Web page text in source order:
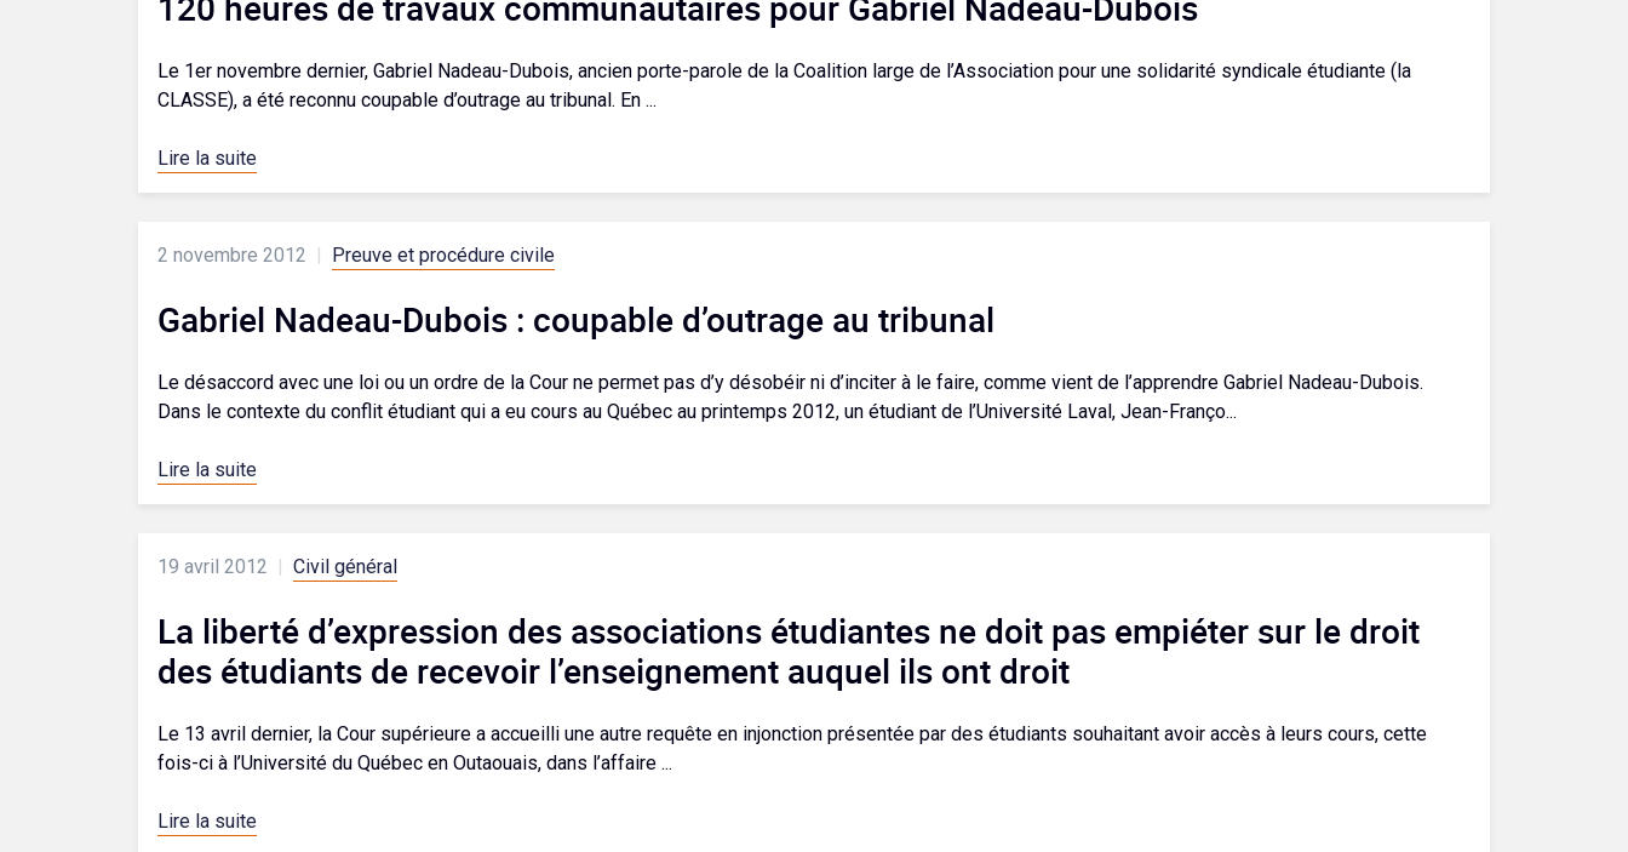
Le 1er novembre dernier, Gabriel Nadeau-Dubois, ancien porte-parole de la Coalition large de l’Association pour une solidarité syndicale étudiante (la
CLASSE), a été reconnu coupable d’outrage au tribunal. En ...
Lire la suite
2 novembre 2012 Preuve et procédure civile
Gabriel Nadeau-Dubois : coupable d’outrage au tribunal
Le désaccord avec une loi ou un ordre de la Cour ne permet pas d’y désobéir ni d’inciter à le faire, comme vient de l’apprendre Gabriel Nadeau-Dubois.
Dans le contexte du conflit étudiant qui a eu cours au Québec au printemps 2012, un étudiant de l’Université Laval, Jean-Franço...
Lire la suite
19 avril 2012 Civil général
La liberté d’expression des associations étudiantes ne doit pas empiéter sur le droit
des étudiants de recevoir l’enseignement auquel ils ont droit
Le 13 avril dernier, la Cour supérieure a accueilli une autre requête en injonction présentée par des étudiants souhaitant avoir accès à leurs cours, cette
fois-ci à l’Université du Québec en Outaouais, dans l’affaire ...
Lire la suite